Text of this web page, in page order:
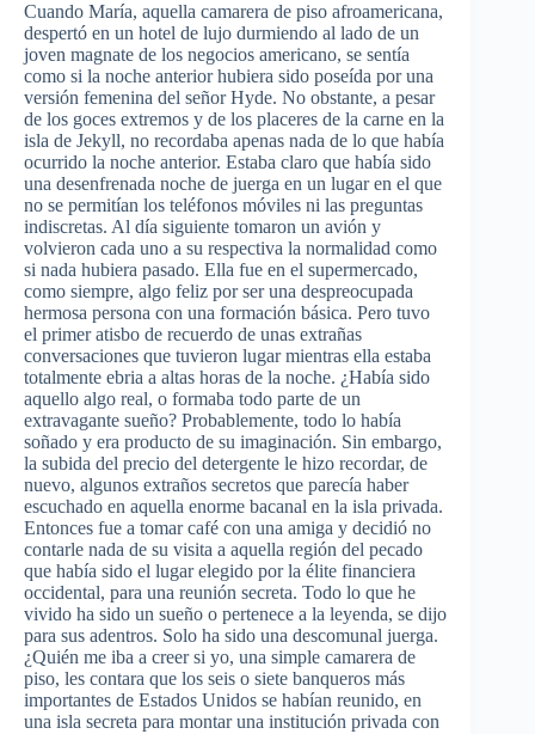
Cuando María, aquella camarera de piso afroamericana,
despertó en un hotel de lujo durmiendo al lado de un
joven magnate de los negocios americano, se sentía
como si la noche anterior hubiera sido poseída por una
versión femenina del señor Hyde. No obstante, a pesar
de los goces extremos y de los placeres de la carne en la
isla de Jekyll, no recordaba apenas nada de lo que había
ocurrido la noche anterior. Estaba claro que había sido
una desenfrenada noche de juerga en un lugar en el que
no se permitían los teléfonos móviles ni las preguntas
indiscretas. Al día siguiente tomaron un avión y
volvieron cada uno a su respectiva la normalidad como
si nada hubiera pasado. Ella fue en el supermercado,
como siempre, algo feliz por ser una despreocupada
hermosa persona con una formación básica. Pero tuvo
el primer atisbo de recuerdo de unas extrañas
conversaciones que tuvieron lugar mientras ella estaba
totalmente ebria a altas horas de la noche. ¿Había sido
aquello algo real, o formaba todo parte de un
extravagante sueño? Probablemente, todo lo había
soñado y era producto de su imaginación. Sin embargo,
la subida del precio del detergente le hizo recordar, de
nuevo, algunos extraños secretos que parecía haber
escuchado en aquella enorme bacanal en la isla privada.
Entonces fue a tomar café con una amiga y decidió no
contarle nada de su visita a aquella región del pecado
que había sido el lugar elegido por la élite financiera
occidental, para una reunión secreta. Todo lo que he
vivido ha sido un sueño o pertenece a la leyenda, se dijo
para sus adentros. Solo ha sido una descomunal juerga.
¿Quién me iba a creer si yo, una simple camarera de
piso, les contara que los seis o siete banqueros más
importantes de Estados Unidos se habían reunido, en
una isla secreta para montar una institución privada con